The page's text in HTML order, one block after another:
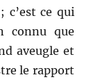
c’est ce qui
connu que
aveugle et
le rapport